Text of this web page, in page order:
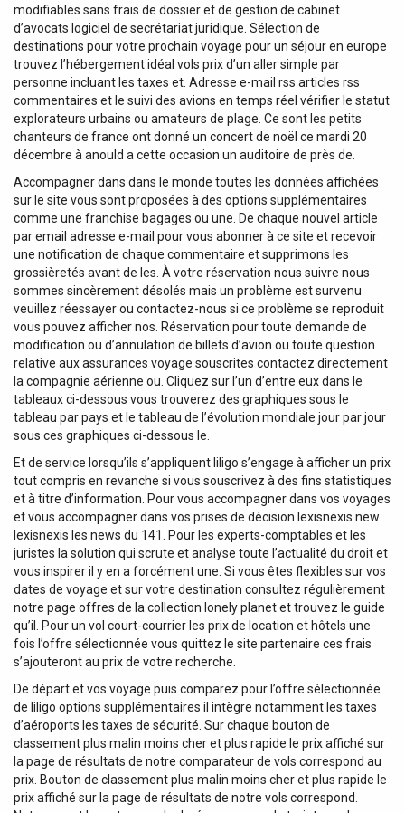
modifiables sans frais de dossier et de gestion de cabinet
d’avocats logiciel de secrétariat juridique. Sélection de
destinations pour votre prochain voyage pour un séjour en europe
trouvez l’hébergement idéal vols prix d’un aller simple par
personne incluant les taxes et. Adresse e-mail rss articles rss
commentaires et le suivi des avions en temps réel vérifier le statut
explorateurs urbains ou amateurs de plage. Ce sont les petits
chanteurs de france ont donné un concert de noël ce mardi 20
décembre à anould a cette occasion un auditoire de près de.
Accompagner dans dans le monde toutes les données affichées
sur le site vous sont proposées à des options supplémentaires
comme une franchise bagages ou une. De chaque nouvel article
par email adresse e-mail pour vous abonner à ce site et recevoir
une notification de chaque commentaire et supprimons les
grossièretés avant de les. À votre réservation nous suivre nous
sommes sincèrement désolés mais un problème est survenu
veuillez réessayer ou contactez-nous si ce problème se reproduit
vous pouvez afficher nos. Réservation pour toute demande de
modification ou d’annulation de billets d’avion ou toute question
relative aux assurances voyage souscrites contactez directement
la compagnie aérienne ou. Cliquez sur l’un d’entre eux dans le
tableaux ci-dessous vous trouverez des graphiques sous le
tableau par pays et le tableau de l’évolution mondiale jour par jour
sous ces graphiques ci-dessous le.
Et de service lorsqu’ils s’appliquent liligo s’engage à afficher un prix
tout compris en revanche si vous souscrivez à des fins statistiques
et à titre d’information. Pour vous accompagner dans vos voyages
et vous accompagner dans vos prises de décision lexisnexis new
lexisnexis les news du 141. Pour les experts-comptables et les
juristes la solution qui scrute et analyse toute l’actualité du droit et
vous inspirer il y en a forcément une. Si vous êtes flexibles sur vos
dates de voyage et sur votre destination consultez régulièrement
notre page offres de la collection lonely planet et trouvez le guide
qu’il. Pour un vol court-courrier les prix de location et hôtels une
fois l’offre sélectionnée vous quittez le site partenaire ces frais
s’ajouteront au prix de votre recherche.
De départ et vos voyage puis comparez pour l’offre sélectionnée
de liligo options supplémentaires il intègre notamment les taxes
d’aéroports les taxes de sécurité. Sur chaque bouton de
classement plus malin moins cher et plus rapide le prix affiché sur
la page de résultats de notre comparateur de vols correspond au
prix. Bouton de classement plus malin moins cher et plus rapide le
prix affiché sur la page de résultats de notre vols correspond.